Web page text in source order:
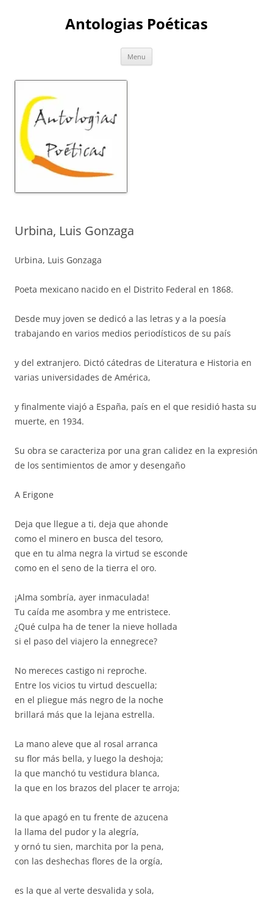
Antologias Poéticas
Menu
Urbina, Luis Gonzaga
Urbina, Luis Gonzaga
Poeta mexicano nacido en el Distrito Federal en 1868.
Desde muy joven se dedicó a las letras y a la poesía
trabajando en varios medios periodísticos de su país
y del extranjero. Dictó cátedras de Literatura e Historia en
varias universidades de América,
y finalmente viajó a España, país en el que residió hasta su
muerte, en 1934.
Su obra se caracteriza por una gran calidez en la expresión
de los sentimientos de amor y desengaño
A Erigone
Deja que llegue a ti, deja que ahonde
como el minero en busca del tesoro,
que en tu alma negra la virtud se esconde
como en el seno de la tierra el oro.
¡Alma sombría, ayer inmaculada!
Tu caída me asombra y me entristece.
¿Qué culpa ha de tener la nieve hollada
si el paso del viajero la ennegrece?
No mereces castigo ni reproche.
Entre los vicios tu virtud descuella;
en el pliegue más negro de la noche
brillará más que la lejana estrella.
La mano aleve que al rosal arranca
su flor más bella, y luego la deshoja;
la que manchó tu vestidura blanca,
la que en los brazos del placer te arroja;
la que apagó en tu frente de azucena
la llama del pudor y la alegría,
y ornó tu sien, marchita por la pena,
con las deshechas flores de la orgía,
es la que al verte desvalida y sola,